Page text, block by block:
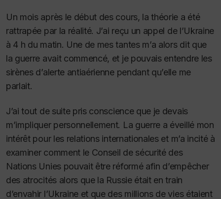
Un mois après le début des cours, la théorie a été
rattrapée par la réalité. J’ai reçu un appel de l’Ukraine
à 4 h du matin. Une de mes tantes m’a alors dit que
la guerre avait commencé, et je pouvais entendre les
sirènes d’alerte antiaérienne pendant qu’elle me
parlait.
J’ai tout de suite pris conscience que je devais
m’impliquer personnellement. La guerre a éveillé mon
intérêt pour les relations internationales et m’a incité à
examiner comment le Conseil de sécurité des
Nations Unies pouvait être réformé afin d’empêcher
des atrocités alors que la Russie était en train
d’envahir l’Ukraine et que des millions de vies étaient